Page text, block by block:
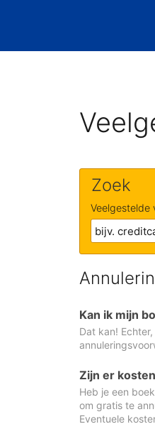
Zoek
Kan ik mijn
Dat kan!
Zijn er
Heb je een
om gratis te
Eventuele